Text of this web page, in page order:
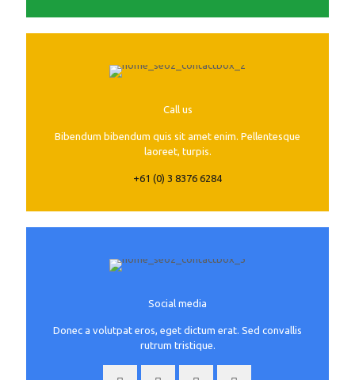
Call us
Bibendum bibendum quis sit amet enim. Pellentesque
laoreet, turpis.
+61 (0) 3 8376 6284
Social media
Donec a volutpat eros, eget dictum erat. Sed convallis
rutrum tristique.